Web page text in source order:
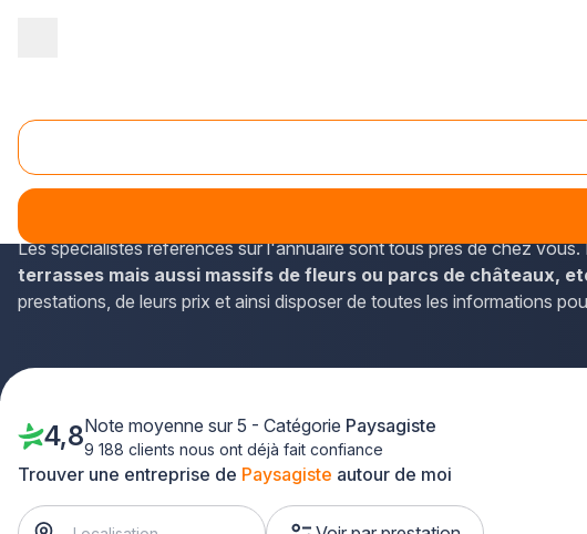
Paysagiste Saint-Genis-Laval (69230)
Les paysagistes de la région Rhône-Alpes sont sur plus-que-pro.fr.
Saint-Genis-Laval (labellisée Ville Fleurie - 2 fleurs).
Les spécialistes référencés sur l'annuaire sont tous près de chez
terrasses mais aussi massifs de fleurs ou parcs de châteaux,
prestations, de leurs prix et ainsi disposer de toutes les informations
Trouver une entreprise de Paysagiste autour de moi
4,8Note moyenne sur 5 - Catégorie Paysagiste
9 188 clients nous ont déjà fait confiance